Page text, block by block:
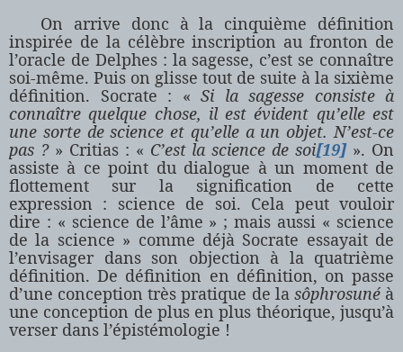
On arrive donc à la cinquième définition
inspirée de la célèbre inscription au fronton de
l’oracle de Delphes : la sagesse, c’est se connaître
soi-même. Puis on glisse tout de suite à la sixième
définition. Socrate : « Si la sagesse consiste à
connaître quelque chose, il est évident qu’elle est
une sorte de science et qu’elle a un objet. N’est-ce
pas ?» Critias : « C’est la science de soi[19]». On
assiste à ce point du dialogue à un moment de
flottement sur la signification de cette
expression : science de soi. Cela peut vouloir
dire : « science de l’âme » ; mais aussi « science
de la science » comme déjà Socrate essayait de
l’envisager dans son objection à la quatrième
définition. De définition en définition, on passe
d’une conception très pratique de la sôphrosunéà
une conception de plus en plus théorique, jusqu’à
verser dans l’épistémologie !